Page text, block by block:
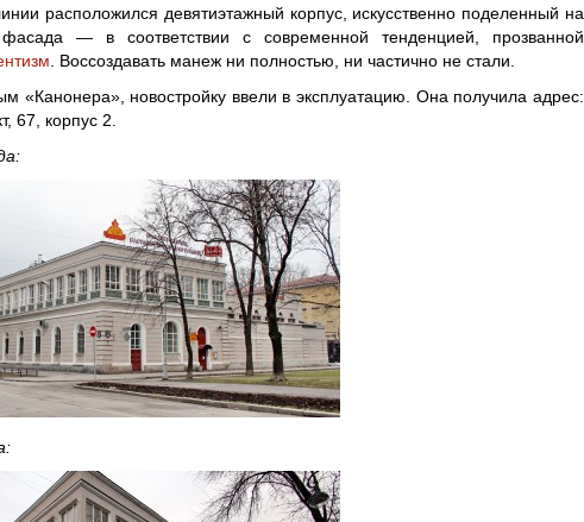
расположился девятиэтажный корпус, искусственно поделенный на
— в соответствии с современной тенденцией, прозванной
. Воссоздавать манеж ни полностью, ни частично не стали.
«Канонера», новостройку ввели в эксплуатацию. Она получила адрес:
67, корпус 2.